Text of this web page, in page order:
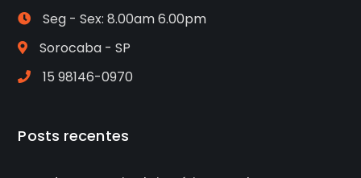
Seg - Sex: 8.00am 6.00pm
Sorocaba - SP
15 98146-0970
Posts recentes